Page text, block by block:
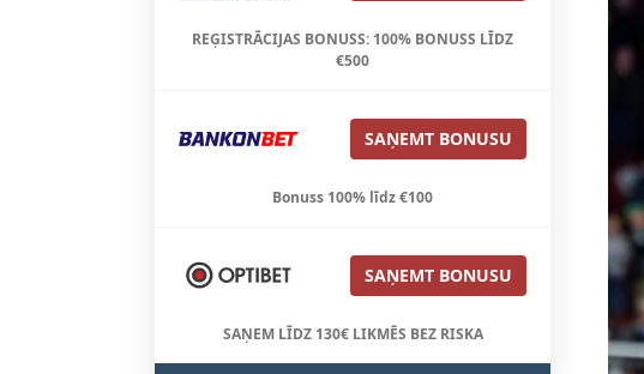
REĢISTRĀCIJAS BONUSS: 100% BONUSS LĪDZ
€500
SAŅEMT BONUSU
Bonuss 100% līdz €100
SAŅEMT BONUSU
SAŅEM LĪDZ 130€ LIKMĒS BEZ RISKA